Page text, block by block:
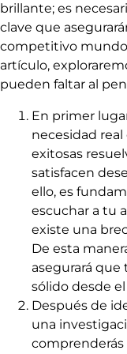
brillante; es
clave que
competitivo mundo
artículo,
pueden faltar al
En primer
necesidad real
exitosas
satisfacen
ello, es
escuchar a tu
existe una
De esta
asegurará
sólido desde
Después de
una